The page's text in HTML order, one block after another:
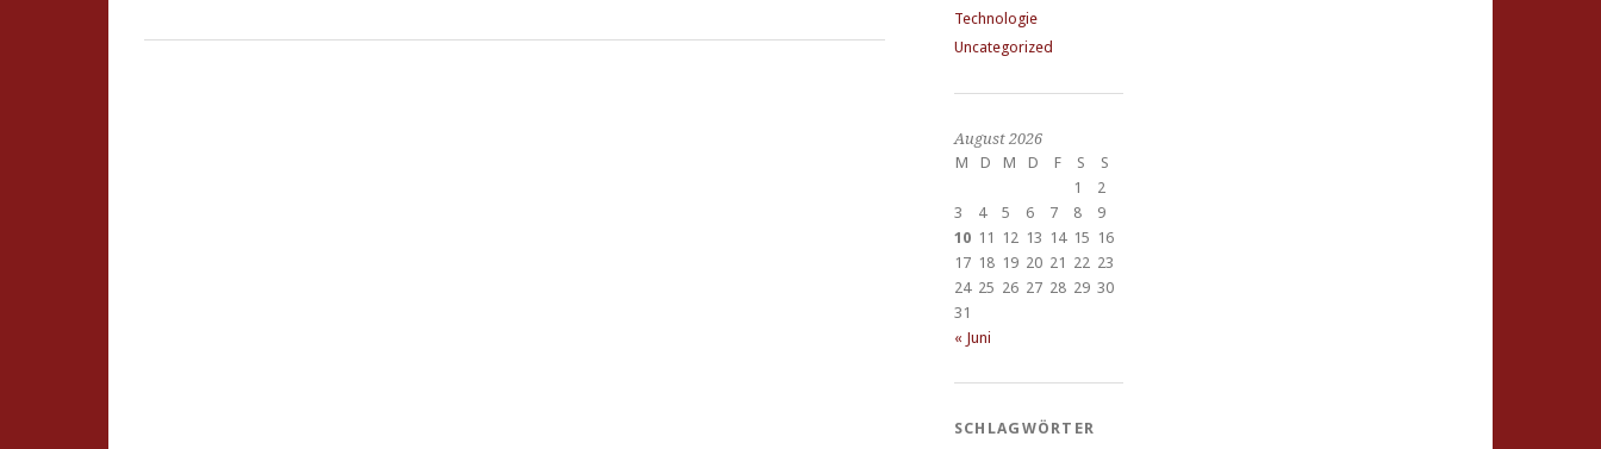
Technologie
Uncategorized
August 2026
M
D M D F S
S
1
2
3
4 5 6 7 8
9
10 11 12 13 14 15 16
17 18 19 20 21 22 23
24 25 26 27 28 29 30
31
« Juni
SCHLAGWÖRTER